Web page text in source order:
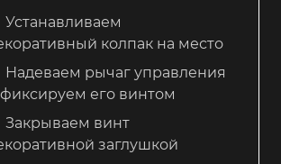
Устанавливаем
колпак на место
Надеваем рычаг управления
его винтом
Закрываем винт
заглушкой